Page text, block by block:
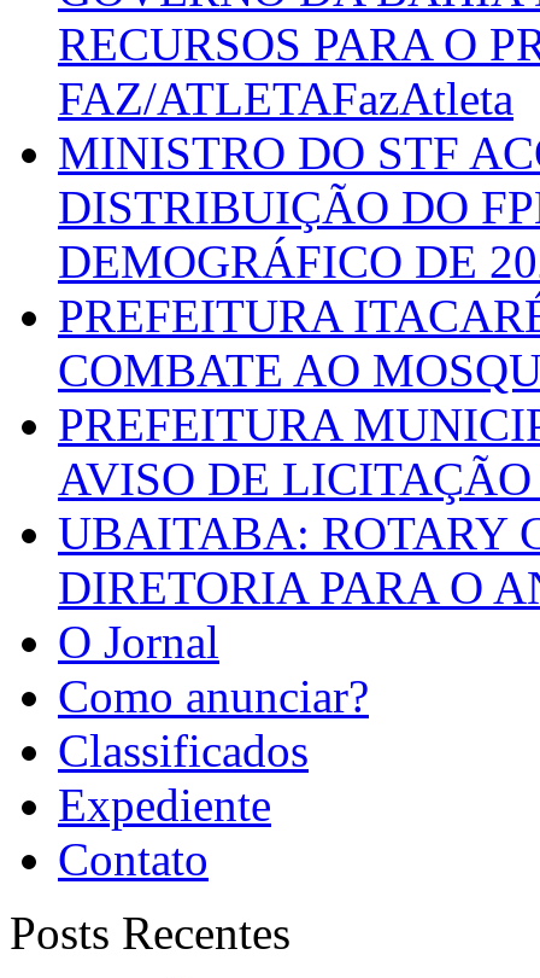
RECURSOS PARA O
FAZ/ATLETAFazAtleta
MINISTRO DO STF
DISTRIBUIÇÃO DO
DEMOGRÁFICO DE
PREFEITURA
COMBATE AO
PREFEITURA
AVISO DE LICITAÇÃO
UBAITABA: ROTARY
DIRETORIA PARA O
O Jornal
Como anunciar?
Classificados
Expediente
Contato
Posts Recentes